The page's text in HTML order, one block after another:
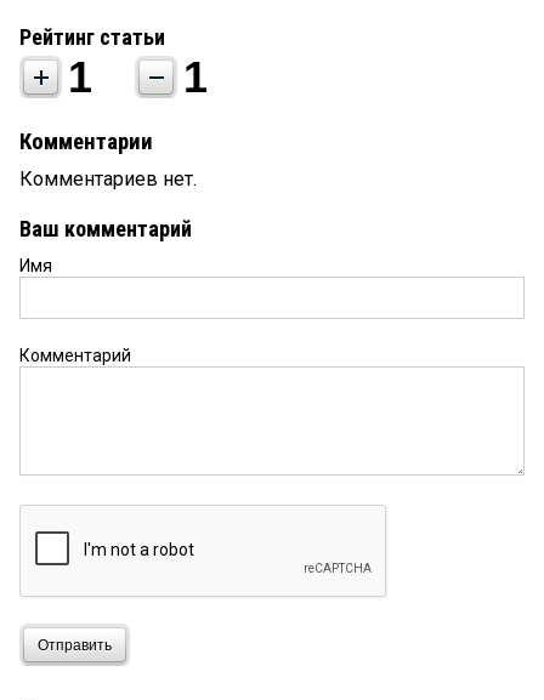
Рейтинг статьи
1 1
Комментарии
Комментариев нет.
Ваш комментарий
Имя
Комментарий
Отправить